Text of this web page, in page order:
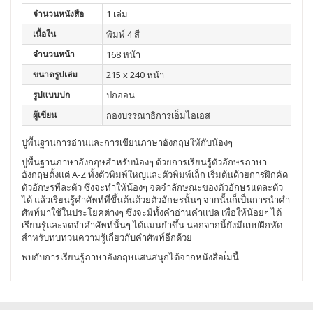
จำนวนหนังสือ 1 เล่ม
เนื้อใน พิมพ์ 4 สี
จำนวนหน้า 168 หน้า
ขนาดรูปเล่ม 215 x 240 หน้า
รูปแบบปก ปกอ่อน
ผู้เขียน กองบรรณาธิการเอ็มไอเอส
ปูพื้นฐานการอ่านและการเขียนภาษาอังกฤษให้กับน้องๆ
ปูพื้นฐานภาษาอังกฤษสำหรับน้องๆ ด้วยการเรียนรู้ตัวอักษรภาษา
อังกฤษตั้งแต่ A-Z ทั้งตัวพิมพ์ใหญ่และตัวพิมพ์เล็ก เริ่มต้นด้วยการฝึกคัด
ตัวอักษรทีละตัว ซึ่งจะทำให้น้องๆ จดจำลักษณะของตัวอักษรแต่ละตัว
ได้ แล้วเรียนรู้คำศัพท์ที่ขึ้นต้นด้วยตัวอักษรนั้นๆ จากนั้นก็เป็นการนำคำ
ศัพท์มาใช้ในประโยคต่างๆ ซึ่งจะมีทั้งคำอ่านคำแปล เพื่อให้น้อยๆ ได้
เรียนรู้และจดจำคำศัพท์นั้นๆ ได้แม่นยำขึ้น นอกจากนี้ยังมีแบบฝึกหัด
สำหรับทบทวนความรู้เกี่ยวกับคำศัพท์อีกด้วย
พบกับการเรียนรู้ภาษาอังกฤษแสนสนุกได้จากหนังสือเ่มนี้